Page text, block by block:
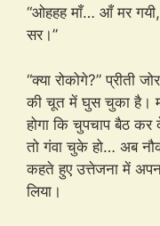
“ओहहह माँ… आँ मर गयी,
सर।”
“क्या रोकोगे?” प्रीती
की चूत में घुस चुका है।
होगा कि चुपचाप बैठ
तो गंवा चुके हो… अब
कहते हुए उत्तेजना में
लिया।